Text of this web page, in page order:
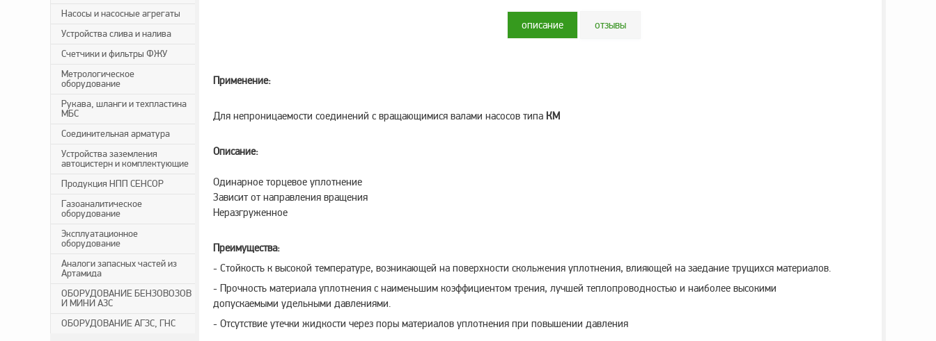
Насосы и насосные агрегаты
Устройства слива и налива
Счетчики и фильтры ФЖУ
Метрологическое
оборудование
Рукава, шланги и техпластина
МБС
Соединительная арматура
Устройства заземления
автоцистерн и комплектующие
Продукция НПП СЕНСОР
Газоаналитическое
оборудование
Эксплуатационное
оборудование
Аналоги запасных частей из
Артамида
ОБОРУДОВАНИЕ БЕНЗОВОЗОВ
И МИНИ АЗС
ОБОРУДОВАНИЕ АГЗС, ГНС
описание отзывы
Применение:
Для непроницаемости соединений с вращающимися валами насосов типа КМ
Описание:
Одинарное торцевое уплотнение
Зависит от направления вращения
Неразгруженное
Преимущества:
- Стойкость к высокой температуре, возникающей на поверхности скольжения уплотнения, влияющей на заедание трущихся материалов.
- Прочность материала уплотнения с наименьшим коэффициентом трения, лучшей теплопроводностью и наиболее высокими
допускаемыми удельными давлениями.
- Отсутствие утечки жидкости через поры материалов уплотнения при повышении давления